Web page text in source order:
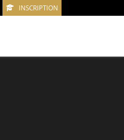
INSCRIPTION